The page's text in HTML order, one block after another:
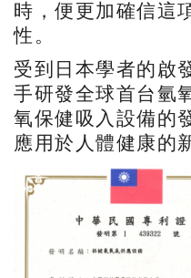
時，便更加確信這
性。
受到日本學者的啟
手研發全球首台氫
氧保健吸入設備的
應用於人體健康的